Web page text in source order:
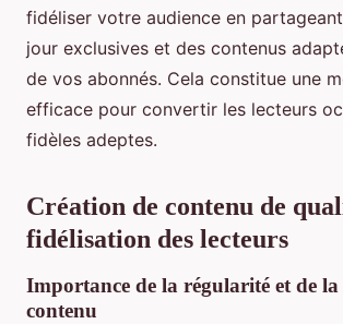
fidéliser votre audience en
jour exclusives et des contenus
de vos abonnés. Cela constitue une
efficace pour convertir les lecteurs
fidèles adeptes.
Création de contenu de
fidélisation des lecteurs
Importance de la régularité et de
contenu